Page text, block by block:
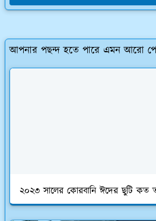
আপনার পছন্দ হতে পারে এমন আরো
২০২৩ সালের কোরবানি ঈদের ছুটি কত